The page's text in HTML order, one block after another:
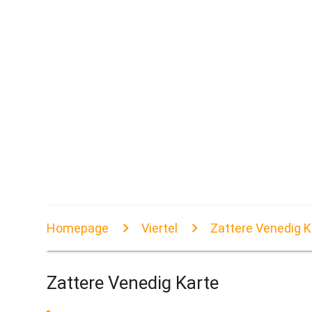
Homepage Viertel Zattere Venedig
Zattere Venedig Karte